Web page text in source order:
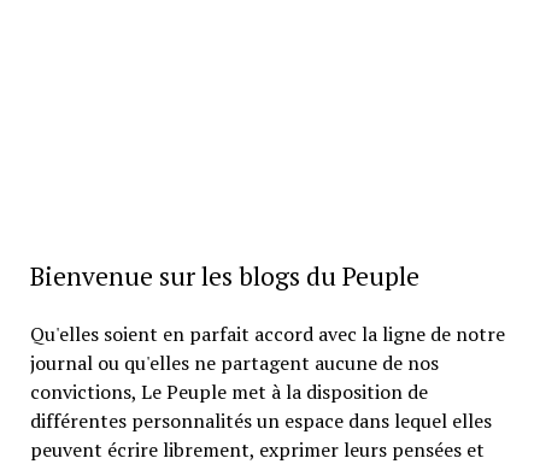
Bienvenue sur les blogs du Peuple
Qu'elles soient en parfait accord avec la ligne de notre
journal ou qu'elles ne partagent aucune de nos
convictions, Le Peuple met à la disposition de
différentes personnalités un espace dans lequel elles
peuvent écrire librement, exprimer leurs pensées et